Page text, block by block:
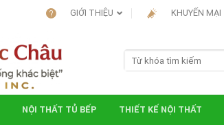
GIỚI THIỆU KHUYẾN MẠI
NỘI THẤT TỦ BẾP THIẾT KẾ NỘI THẤT